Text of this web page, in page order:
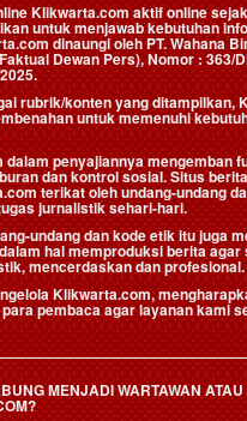
Klikwarta.com aktif online
untuk menjawab kebutuhan
dinaungi oleh PT. Wahana
Dewan Pers), Nomor : 363/
rubrik/konten yang ditampilkan,
untuk memenuhi
dalam penyajiannya mengemban
dan kontrol sosial. Situs berita
terikat oleh undang-undang
jurnalistik sehari-hari.
undang dan kode etik itu juga
hal memproduksi berita agar
mencerdaskan dan profesional.
Klikwarta.com,
pembaca agar layanan kami
MENJADI WARTAWAN